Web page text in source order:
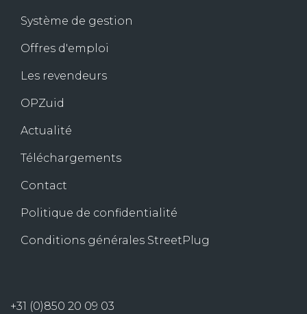
Système de gestion
Offres d'emploi
Les revendeurs
OPZuid
Actualité
Téléchargements
Contact
Politique de confidentialité
Conditions générales StreetPlug
+31 (0)850 20 09 03